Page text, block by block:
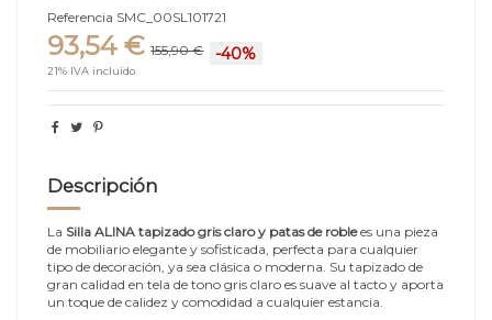
Referencia SMC_00SL101721
93,54 € 155,90 € -40%
21% IVA incluido
Descripción
La Silla ALINA tapizado gris claro y patas de roblees una pieza
de mobiliario elegante y sofisticada, perfecta para cualquier
tipo de decoración, ya sea clásica o moderna. Su tapizado de
gran calidad en tela de tono gris claro es suave al tacto y aporta
un toque de calidez y comodidad a cualquier estancia.